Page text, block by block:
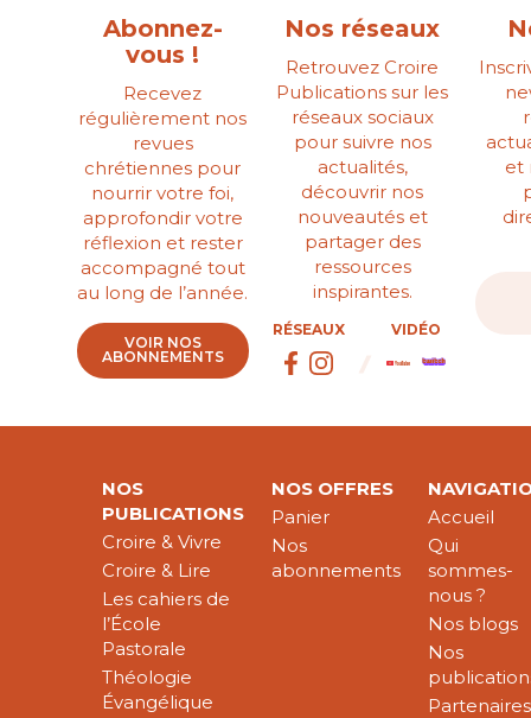
Abonnez-
vous !
Recevez
régulièrement nos
revues
chrétiennes pour
nourrir votre foi,
approfondir votre
réflexion et rester
accompagné tout
au long de l’année.
VOIR NOS
ABONNEMENTS
Nos réseaux
Retrouvez Croire
Publications sur les
réseaux sociaux
pour suivre nos
actualités,
découvrir nos
nouveautés et
partager des
ressources
inspirantes.
RÉSEAUX VIDÉO
et
NOS
PUBLICATIONS
Croire & Vivre
Croire & Lire
Les cahiers de
l’École
Pastorale
Théologie
Évangélique
NOS OFFRES
Panier
Nos
abonnements
Accueil
Qui
sommes-
nous ?
Nos blogs
Nos
Partenaires